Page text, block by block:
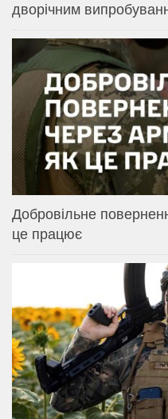
дворічним
Добровільне
це працює